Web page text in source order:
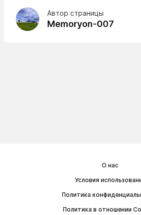
Автор страницы
Memoryon-007
О нас
Условия
Политика
Политика в отношении